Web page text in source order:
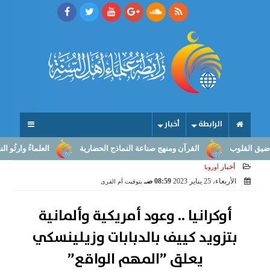
الرابطة أخبار
العلماءُ وارثُو النبوّة: من القرآن ومنهج صناعة النماذج الحضارية
أخبار أوروبا
الأربعاء، 25 يناير 2023 08:59 صـ بتوقيت أم القرى
أوكرانيا .. وعود أمريكية وألمانية
بتزويد كييف بالدبابات وزيلينسكي
يعلق ”المهم الواقع”